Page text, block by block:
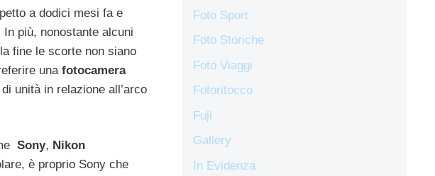
a dodici mesi fa e
più, nonostante alcuni
fine le scorte non siano
una fotocamera
unità in relazione all’arco
Sony, Nikon
è proprio Sony che
Foto Sport
Foto Storiche
Foto Viaggi
Fotoritocco
Fuji
Gallery
In Evidenza